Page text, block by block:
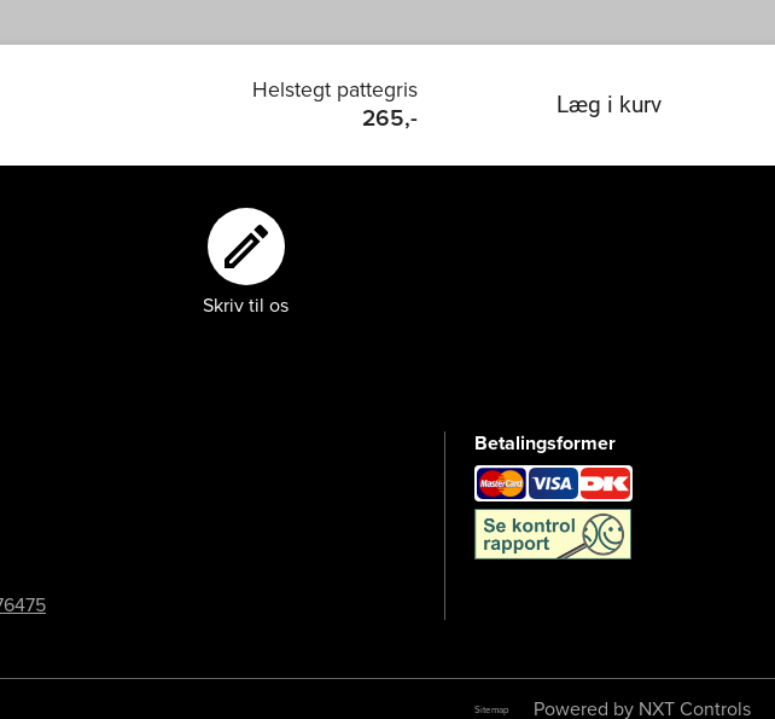
Helstegt pattegris
265,- Læg i kurv
Skriv til os
Skriv til os
Betalingsformer
Sitemap Powered by NXT Controls